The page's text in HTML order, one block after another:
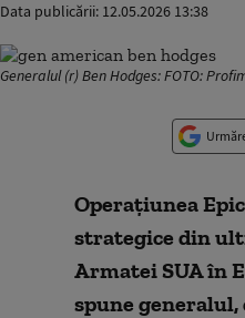
Data publicării: 12.05.2026 13:38
Generalul (r) Ben Hodges: FOTO:
Operațiunea
strategice din
Armatei SUA în
spune generalul,